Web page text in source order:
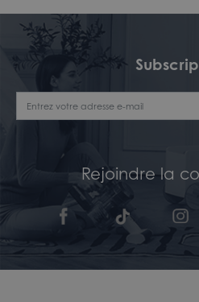
Rejoindre la